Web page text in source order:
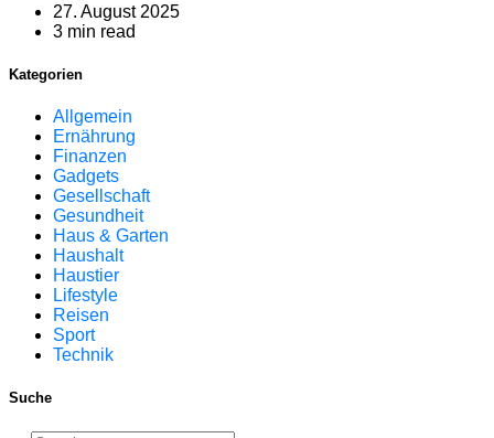
27. August 2025
3 min read
Kategorien
Allgemein
Ernährung
Finanzen
Gadgets
Gesellschaft
Gesundheit
Haus & Garten
Haushalt
Haustier
Lifestyle
Reisen
Sport
Technik
Suche